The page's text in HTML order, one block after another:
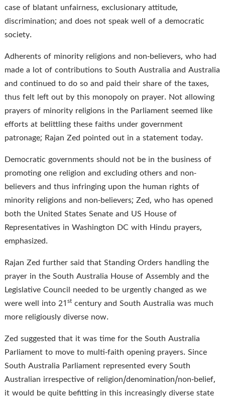
case of blatant unfairness, exclusionary attitude,
discrimination; and does not speak well of a democratic
society.
Adherents of minority religions and non-believers, who had
made a lot of contributions to South Australia and Australia
and continued to do so and paid their share of the taxes,
thus felt left out by this monopoly on prayer. Not allowing
prayers of minority religions in the Parliament seemed like
efforts at belittling these faiths under government
patronage; Rajan Zed pointed out in a statement today.
Democratic governments should not be in the business of
promoting one religion and excluding others and non-
believers and thus infringing upon the human rights of
minority religions and non-believers; Zed, who has opened
both the United States Senate and US House of
Representatives in Washington DC with Hindu prayers,
emphasized.
Rajan Zed further said that Standing Orders handling the
prayer in the South Australia House of Assembly and the
Legislative Council needed to be urgently changed as we
were well into 21st century and South Australia was much
more religiously diverse now.
Zed suggested that it was time for the South Australia
Parliament to move to multi-faith opening prayers. Since
South Australia Parliament represented every South
Australian irrespective of religion/denomination/non-belief,
it would be quite befitting in this increasingly diverse state